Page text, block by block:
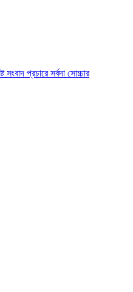
প্রচারে সর্বদা সোচ্চার